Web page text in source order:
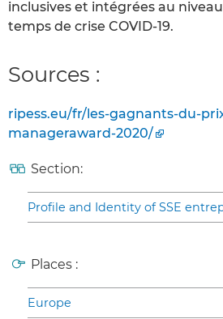
inclusives et intégrées au
temps de crise COVID-19.
Sources :
ripess.eu/fr/les-gagnants-du-
manageraward-2020/
Section:
Profile and Identity of SSE
Places :
Europe